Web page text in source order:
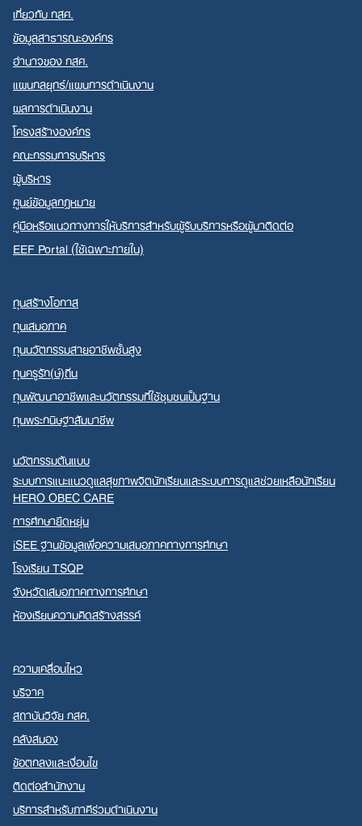
เกี่ยวกับ กสศ.
ข้อมูลสาธารณะองค์กร
อำนาจของ กสศ.
แผนกลยุทธ์/แผนการดำเนินงาน
ผลการดำเนินงาน
โครงสร้างองค์กร
คณะกรรมการบริหาร
ผู้บริหาร
ศูนย์ข้อมูลกฎหมาย
คู่มือหรือแนวทางการให้บริการสำหรับผู้รับบริการหรือผู้มาติดต่อ
EEF Portal (ใช้เฉพาะภายใน)
ทุนสร้างโอกาส
ทุนเสมอภาค
ทุนนวัตกรรมสายอาชีพชั้นสูง
ทุนครูรัก(ษ์)ถิ่น
ทุนพัฒนาอาชีพและนวัตกรรมที่ใช้ชุมชนเป็นฐาน
ทุนพระกนิษฐาสัมมาชีพ
นวัตกรรมต้นแบบ
ระบบการแนะแนวดูแลสุขภาพจิตนักเรียนและระบบการดูแลช่วยเหลือนักเรียน
HERO OBEC CARE
การศึกษายืดหยุ่น
iSEE ฐานข้อมูลเพื่อความเสมอภาคทางการศึกษา
โรงเรียน TSQP
จังหวัดเสมอภาคทางการศึกษา
ห้องเรียนความคิดสร้างสรรค์
ความเคลื่อนไหว
บริจาค
สถาบันวิจัย กสศ.
คลังสมอง
ข้อตกลงและเงื่อนไข
ติดต่อสำนักงาน
บริการสำหรับภาคีร่วมดำเนินงาน